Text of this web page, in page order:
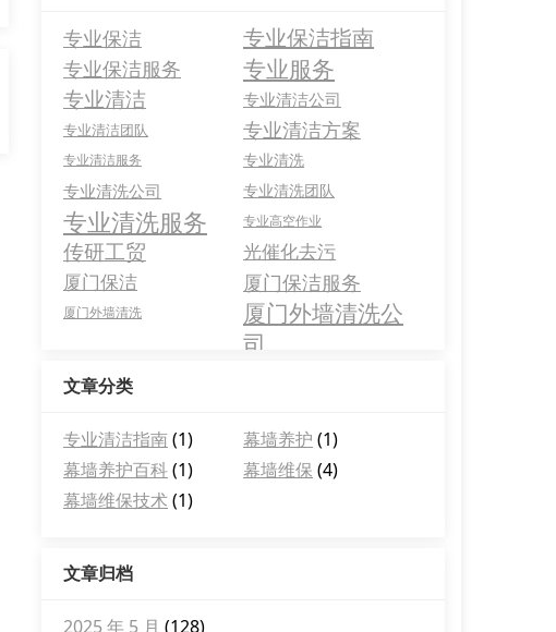
专业保洁 专业保洁指南
专业保洁服务 专业服务
专业清洁 专业清洁公司
专业清洁团队 专业清洁方案
专业清洁服务 专业清洗
专业清洗公司 专业清洗团队
专业清洗服务 专业高空作业
传研工贸
光催化去污
厦门保洁
厦门保洁服务
厦门外墙清洗
厦门外墙清洗公
司
文章分类
专业清洁指南(1) 幕墙养护 (1)
幕墙养护百科(1) 幕墙维保 (4)
幕墙维保技术(1)
文章归档
2025 年 5 月 (128)